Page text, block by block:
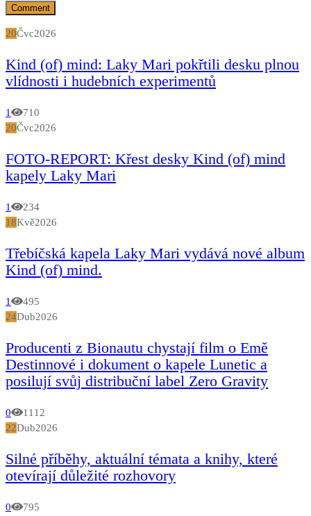
20Čvc2026
Kind (of) mind: Laky Mari pokřtili desku plnou
vlídnosti i hudebních experimentů
1
710
20Čvc2026
FOTO-REPORT: Křest desky Kind (of) mind
kapely Laky Mari
1
234
18Kvě2026
Třebíčská kapela Laky Mari vydává nové album
Kind (of) mind.
1
495
24Dub2026
Producenti z Bionautu chystají film o Emě
Destinnové i dokument o kapele Lunetic a
posilují svůj distribuční label Zero Gravity
0
1112
22Dub2026
Silné příběhy, aktuální témata a knihy, které
otevírají důležité rozhovory
0 795